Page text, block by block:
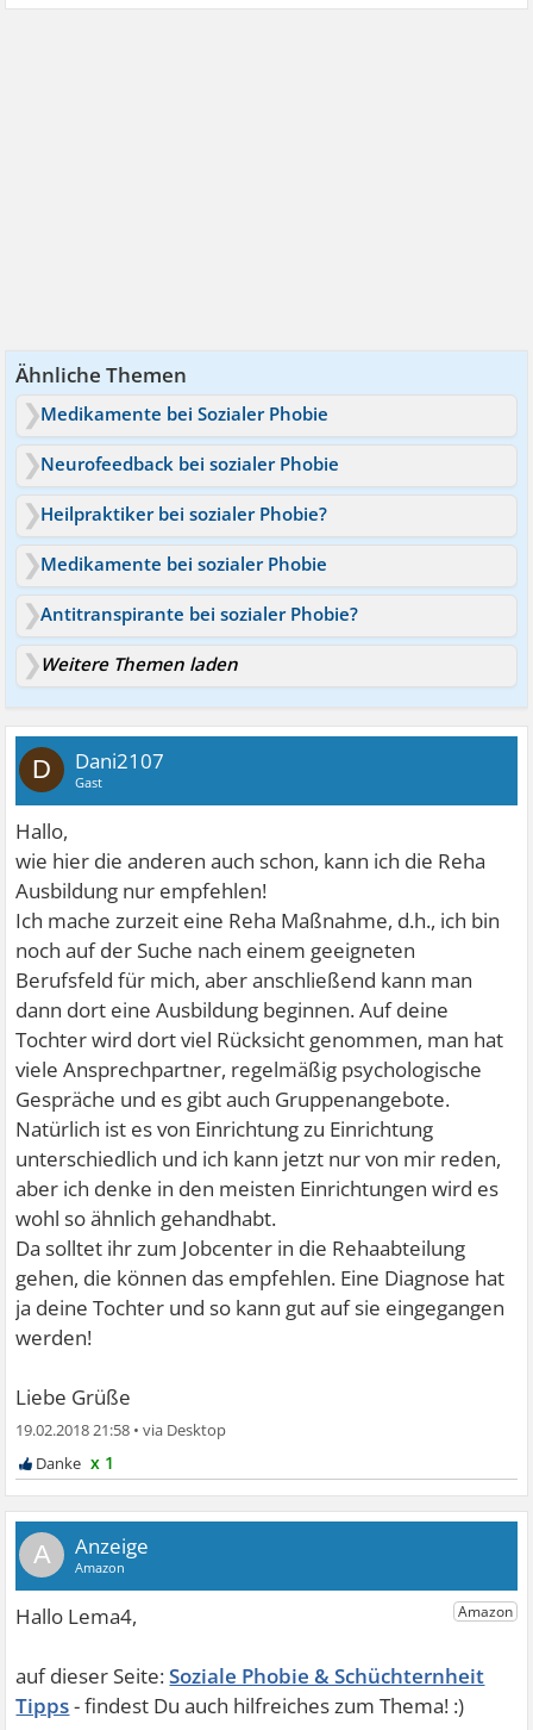
Ähnliche Themen
Medikamente bei Sozialer Phobie
Neurofeedback bei sozialer Phobie
Heilpraktiker bei sozialer Phobie?
Medikamente bei sozialer Phobie
Antitranspirante bei sozialer Phobie?
Weitere Themen laden
D Dani2107
Gast
Hallo,
wie hier die anderen auch schon, kann ich die Reha
Ausbildung nur empfehlen!
Ich mache zurzeit eine Reha Maßnahme, d.h., ich bin
noch auf der Suche nach einem geeigneten
Berufsfeld für mich, aber anschließend kann man
dann dort eine Ausbildung beginnen. Auf deine
Tochter wird dort viel Rücksicht genommen, man hat
viele Ansprechpartner, regelmäßig psychologische
Gespräche und es gibt auch Gruppenangebote.
Natürlich ist es von Einrichtung zu Einrichtung
unterschiedlich und ich kann jetzt nur von mir reden,
aber ich denke in den meisten Einrichtungen wird es
wohl so ähnlich gehandhabt.
Da solltet ihr zum Jobcenter in die Rehaabteilung
gehen, die können das empfehlen. Eine Diagnose hat
ja deine Tochter und so kann gut auf sie eingegangen
werden!
Liebe Grüße
19.02.2018 21:58 •
x 1
A
Soziale Phobie & Schüchternheit
Tipps